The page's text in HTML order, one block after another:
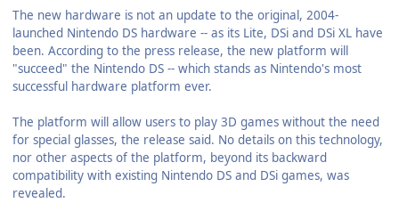
The new hardware is not an update to the original, 2004-
launched Nintendo DS hardware -- as its Lite, DSi and DSi XL have
been. According to the press release, the new platform will
"succeed" the Nintendo DS -- which stands as Nintendo's most
successful hardware platform ever.
The platform will allow users to play 3D games without the need
for special glasses, the release said. No details on this technology,
nor other aspects of the platform, beyond its backward
compatibility with existing Nintendo DS and DSi games, was
revealed.